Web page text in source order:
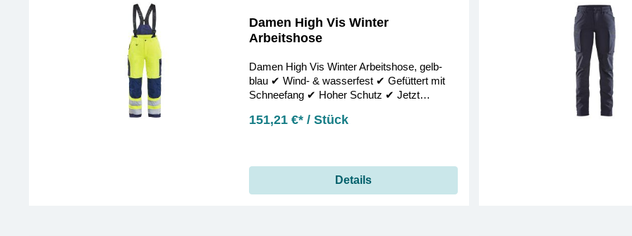
Damen High Vis Winter
Arbeitshose
Damen High Vis Winter Arbeitshose, gelb-
blau ✔︎ Wind- & wasserfest ✔︎ Gefüttert mit
Schneefang ✔︎ Hoher Schutz ✔︎ Jetzt
151,21 €* / Stück
Details